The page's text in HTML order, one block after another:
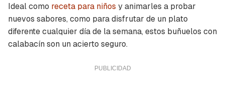
Ideal como receta para niños y animarles a probar
nuevos sabores, como para disfrutar de un plato
diferente cualquier día de la semana, estos buñuelos con
calabacín son un acierto seguro.